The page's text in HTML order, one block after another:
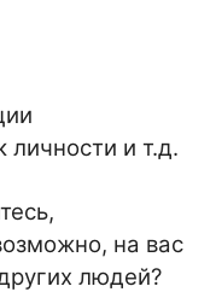
личности и т.д.
на вас
людей?